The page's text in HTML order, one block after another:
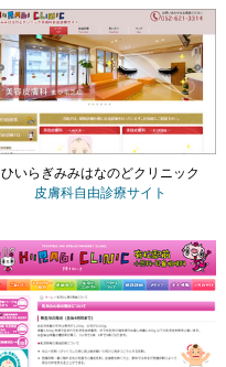
ひいらぎみみはなのどクリニック
皮膚科自由診療サイト